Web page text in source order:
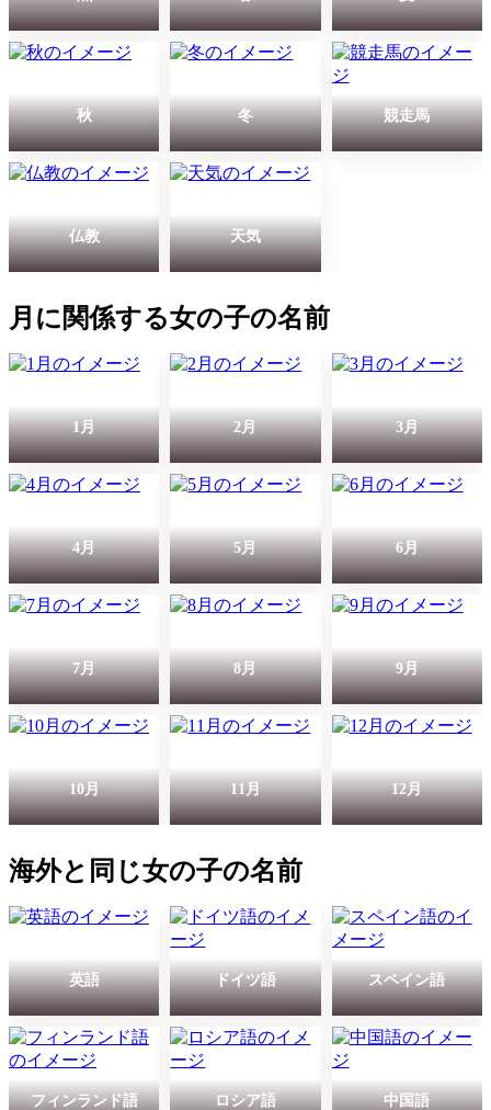
秋 冬 競走馬
仏教 天気
月に関係する女の子の名前
1月 2月 3月
4月 5月 6月
7月 8月 9月
10月 11月 12月
海外と同じ女の子の名前
英語 ドイツ語 スペイン語
フィンランド語 ロシア語 中国語